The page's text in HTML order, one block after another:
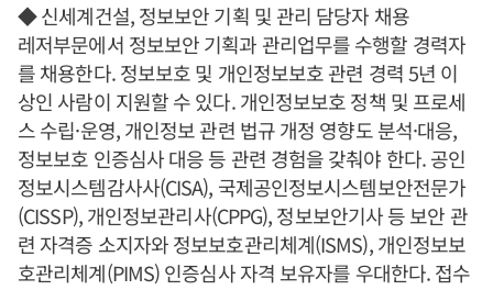
◆ 신세계건설, 정보보안 기획 및 관리 담당자 채용
레저부문에서 정보보안 기획과 관리업무를 수행할 경력자
를 채용한다. 정보보호 및 개인정보보호 관련 경력 5년 이
상인 사람이 지원할 수 있다. 개인정보보호 정책 및 프로세
스 수립·운영, 개인정보 관련 법규 개정 영향도 분석·대응,
정보보호 인증심사 대응 등 관련 경험을 갖춰야 한다. 공인
정보시스템감사사(CISA), 국제공인정보시스템보안전문가
(CISSP), 개인정보관리사(CPPG), 정보보안기사 등 보안 관
련 자격증 소지자와 정보보호관리체계(ISMS), 개인정보보
호관리체계(PIMS) 인증심사 자격 보유자를 우대한다. 접수